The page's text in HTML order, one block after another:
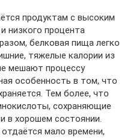
продуктам с высоким
низкого процента
белковая пища легко
тяжелые калории из
мешают процессу
особенность в том, что
Тем более, что
сохраняющие
в хорошем состоянии.
мало времени,